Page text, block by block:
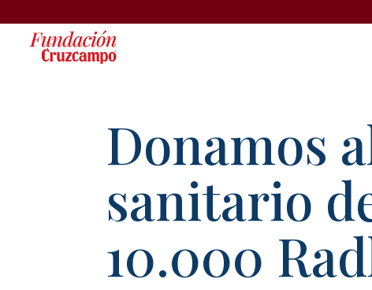
Donamos
sanitario
10.000